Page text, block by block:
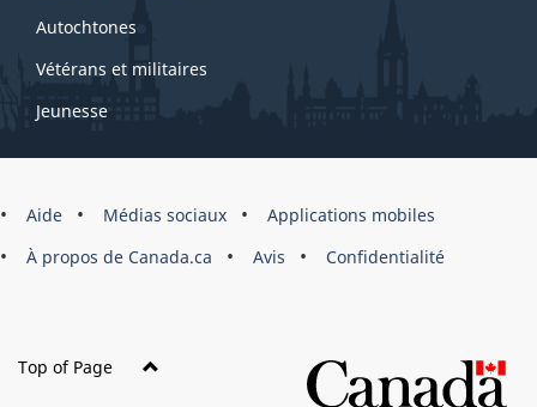
Autochtones
Vétérans et militaires
Jeunesse
Marque
site
Aide Médias sociaux
Applications mobiles
À propos de Canada.ca
Avis Confidentialité
Top of Page